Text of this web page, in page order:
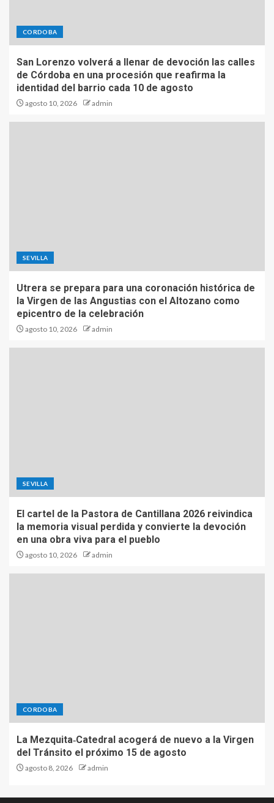
CORDOBA
San Lorenzo volverá a llenar de devoción las calles
de Córdoba en una procesión que reafirma la
identidad del barrio cada 10 de agosto
agosto 10, 2026 admin
SEVILLA
Utrera se prepara para una coronación histórica de
la Virgen de las Angustias con el Altozano como
epicentro de la celebración
agosto 10, 2026 admin
SEVILLA
El cartel de la Pastora de Cantillana 2026 reivindica
la memoria visual perdida y convierte la devoción
en una obra viva para el pueblo
agosto 10, 2026 admin
CORDOBA
La Mezquita‑Catedral acogerá de nuevo a la Virgen
del Tránsito el próximo 15 de agosto
agosto 8, 2026 admin